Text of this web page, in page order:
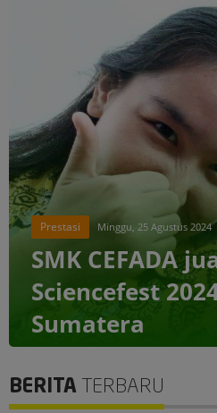
Prestasi Minggu, 25 Agustus 2024
SMK CEFADA
Sciencefest
Sumatera
BERITA TERBARU